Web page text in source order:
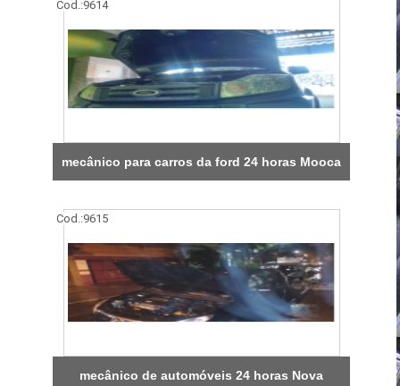
Cod.:9614
mecânico para carros da ford 24 horas Mooca
Cod.:9615
mecânico de automóveis 24 horas Nova